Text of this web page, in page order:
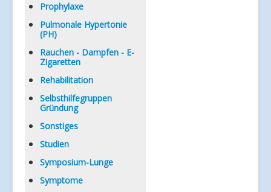
Prophylaxe
Pulmonale Hypertonie
(PH)
Rauchen - Dampfen - E-
Zigaretten
Rehabilitation
Selbsthilfegruppen
Gründung
Sonstiges
Studien
Symposium-Lunge
Symptome